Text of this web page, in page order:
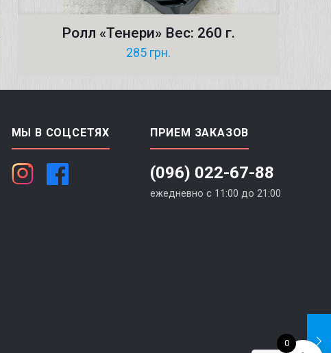
Ролл «Тенери» Вес: 260 г.
285 грн.
МЫ В СОЦСЕТЯХ ПРИЕМ ЗАКАЗОВ
(096) 022-67-88
ежедневно с 11:00 до 21:00
0